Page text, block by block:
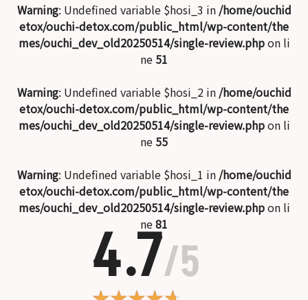
Warning: Undefined variable $hosi_3 in /home/ouchid
etox/ouchi-detox.com/public_html/wp-content/the
mes/ouchi_dev_old20250514/single-review.phpon li
ne 51
Warning: Undefined variable $hosi_2 in /home/ouchid
etox/ouchi-detox.com/public_html/wp-content/the
mes/ouchi_dev_old20250514/single-review.phpon li
ne 55
Warning: Undefined variable $hosi_1 in /home/ouchid
etox/ouchi-detox.com/public_html/wp-content/the
mes/ouchi_dev_old20250514/single-review.phpon li
ne81
4.7/5